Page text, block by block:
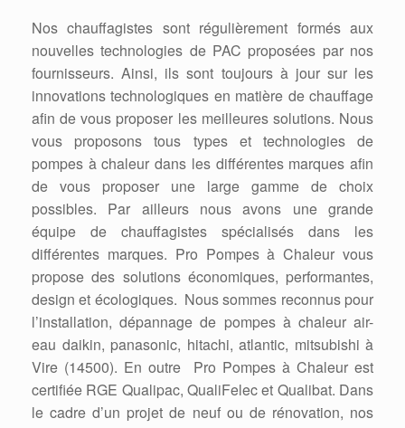
Nos chauffagistes sont régulièrement formés aux
nouvelles technologies de PAC proposées par nos
fournisseurs. Ainsi, ils sont toujours à jour sur les
innovations technologiques en matière de chauffage
afin de vous proposer les meilleures solutions. Nous
vous proposons tous types et technologies de
pompes à chaleur dans les différentes marques afin
de vous proposer une large gamme de choix
possibles. Par ailleurs nous avons une grande
équipe de chauffagistes spécialisés dans les
différentes marques. Pro Pompes à Chaleur vous
propose des solutions économiques, performantes,
design et écologiques. Nous sommes reconnus pour
l’installation, dépannage de pompes à chaleur air-
eau daikin, panasonic, hitachi, atlantic, mitsubishi à
Vire (14500). En outre Pro Pompes à Chaleur est
certifiée RGE Qualipac, QualiFelec et Qualibat. Dans
le cadre d’un projet de neuf ou de rénovation, nos